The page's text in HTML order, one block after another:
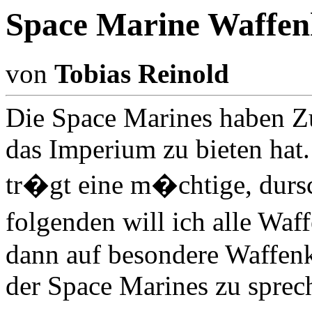
Space Marine
von Tobias Reinold
Die Space Marines haben
das Imperium zu bieten
tr�gt eine m�chtige,
folgenden will ich alle
dann auf besondere
der Space Marines zu